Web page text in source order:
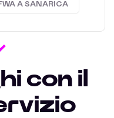
A SANARICA
con il